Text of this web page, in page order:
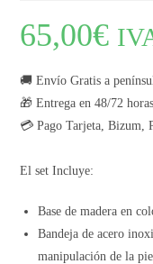
65,00€
🚚 Envío Gratis a
🎁 Entrega en 48/72 horas.
💳 Pago Tarjeta, Bizum,
El set Incluye:
Base de madera en
Bandeja de acero
manipulación de la